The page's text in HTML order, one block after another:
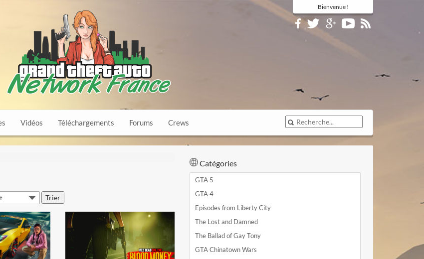
Bienvenue !
Vidéos Téléchargements Forums Crews
Catégories
GTA 5
GTA 4
Episodes from Liberty City
The Lost and Damned
The Ballad of Gay Tony
GTA Chinatown Wars